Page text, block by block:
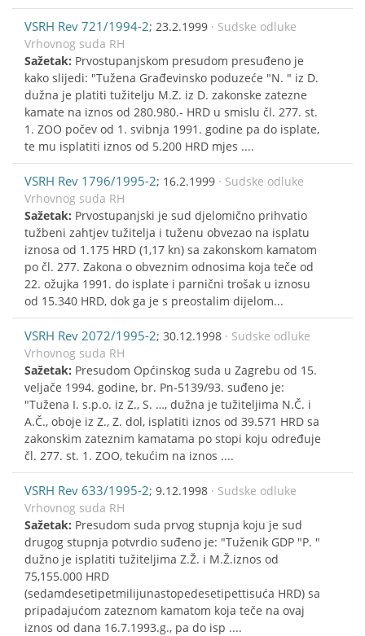
VSRH Rev 721/1994-2; 23.2.1999 · Sudske odluke
Vrhovnog suda RH
Sažetak: Prvostupanjskom presudom presuđeno je
kako slijedi: "Tužena Građevinsko poduzeće "N. " iz D.
dužna je platiti tužitelju M.Z. iz D. zakonske zatezne
kamate na iznos od 280.980.- HRD u smislu čl. 277. st.
1. ZOO počev od 1. svibnja 1991. godine pa do isplate,
te mu isplatiti iznos od 5.200 HRD mjes ....
VSRH Rev 1796/1995-2; 16.2.1999 · Sudske odluke
Vrhovnog suda RH
Sažetak: Prvostupanjski je sud djelomično prihvatio
tužbeni zahtjev tužitelja i tuženu obvezao na isplatu
iznosa od 1.175 HRD (1,17 kn) sa zakonskom kamatom
po čl. 277. Zakona o obveznim odnosima koja teče od
22. ožujka 1991. do isplate i parnični trošak u iznosu
od 15.340 HRD, dok ga je s preostalim dijelom...
VSRH Rev 2072/1995-2; 30.12.1998 · Sudske odluke
Vrhovnog suda RH
Sažetak: Presudom Općinskog suda u Zagrebu od 15.
veljače 1994. godine, br. Pn-5139/93. suđeno je:
"Tužena I. s.p.o. iz Z., S. …, dužna je tužiteljima N.Č. i
A.Č., oboje iz Z., Z. dol, isplatiti iznos od 39.571 HRD sa
zakonskim zateznim kamatama po stopi koju određuje
čl. 277. st. 1. ZOO, tekućim na iznos ....
VSRH Rev 633/1995-2; 9.12.1998 · Sudske odluke
Vrhovnog suda RH
Sažetak: Presudom suda prvog stupnja koju je sud
drugog stupnja potvrdio suđeno je: "Tuženik GDP "P. "
dužno je isplatiti tužiteljima Z.Ž. i M.Ž.iznos od
75,155.000 HRD
(sedamdesetipetmilijunastopedesetipettisuća HRD) sa
pripadajućom zateznom kamatom koja teče na ovaj
iznos od dana 16.7.1993.g., pa do isp ....